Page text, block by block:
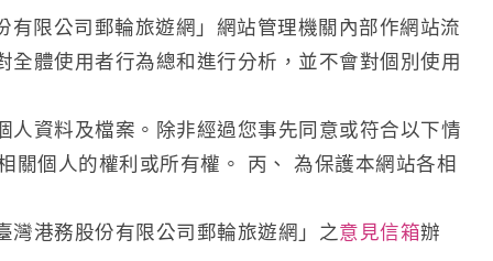
限公司郵輪旅遊網」網站管理機關內部作網站流
體使用者行為總和進行分析，並不會對個別使用
人資料及檔案。除非經過您事先同意或符合以下情
關個人的權利或所有權。 丙、 為保護本網站各相
港務股份有限公司郵輪旅遊網」之 意見信箱辦